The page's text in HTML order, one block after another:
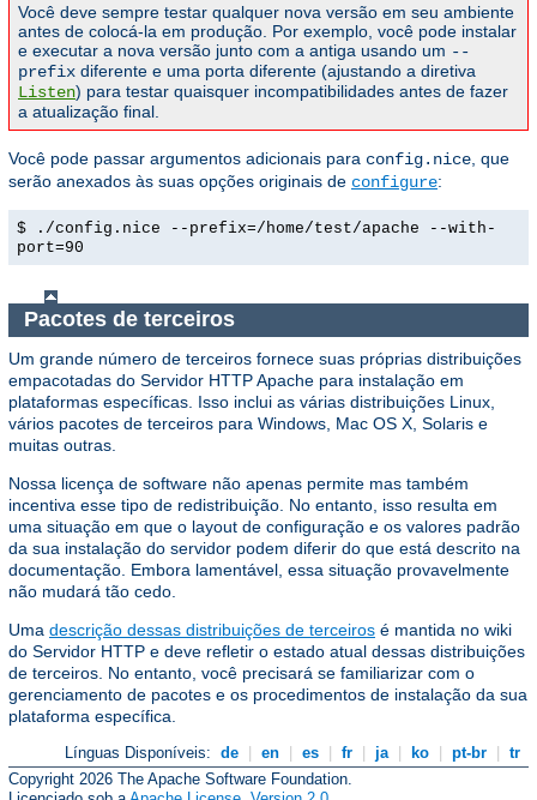
Você deve sempre testar qualquer nova versão em seu ambiente
antes de colocá-la em produção. Por exemplo, você pode instalar
e executar a nova versão junto com a antiga usando um --
prefix diferente e uma porta diferente (ajustando a diretiva
Listen) para testar quaisquer incompatibilidades antes de fazer
a atualização final.
Você pode passar argumentos adicionais para config.nice , que
serão anexados às suas opções originais de configure:
$ ./config.nice --prefix=/home/test/apache --with-
port=90
Pacotes de terceiros
Um grande número de terceiros fornece suas próprias distribuições
empacotadas do Servidor HTTP Apache para instalação em
plataformas específicas. Isso inclui as várias distribuições Linux,
vários pacotes de terceiros para Windows, Mac OS X, Solaris e
muitas outras.
Nossa licença de software não apenas permite mas também
incentiva esse tipo de redistribuição. No entanto, isso resulta em
uma situação em que o layout de configuração e os valores padrão
da sua instalação do servidor podem diferir do que está descrito na
documentação. Embora lamentável, essa situação provavelmente
não mudará tão cedo.
Uma descrição dessas distribuições de terceiros é mantida no wiki
do Servidor HTTP e deve refletir o estado atual dessas distribuições
de terceiros. No entanto, você precisará se familiarizar com o
gerenciamento de pacotes e os procedimentos de instalação da sua
plataforma específica.
Línguas Disponíveis: de en es fr ja ko pt-br
tr
Copyright 2026 The Apache Software Foundation.